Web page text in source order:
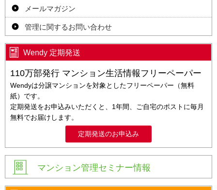
メールマガジン
管理に関するお問い合わせ
Wendy 定期発送
110万部発行 マンション生活情報フリーペーパー
Wendyは分譲マンションを対象としたフリーペーパー（無料
紙）です。
定期発送をお申込みいただくと、1年間、ご自宅のポストに毎月
無料でお届けします。
定期発送のお申込み
マンション管理セミナー情報